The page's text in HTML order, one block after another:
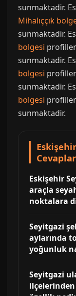
sunmaktadir.
Mihalıççık
sunmaktadir.
bolgesi
sunmaktadir.
bolgesi
sunmaktadir.
bolgesi
sunmaktadir.
Eskişehir
araçla
noktalara
Seyitgazi
aylarında
yoğunluk
Seyitgazi